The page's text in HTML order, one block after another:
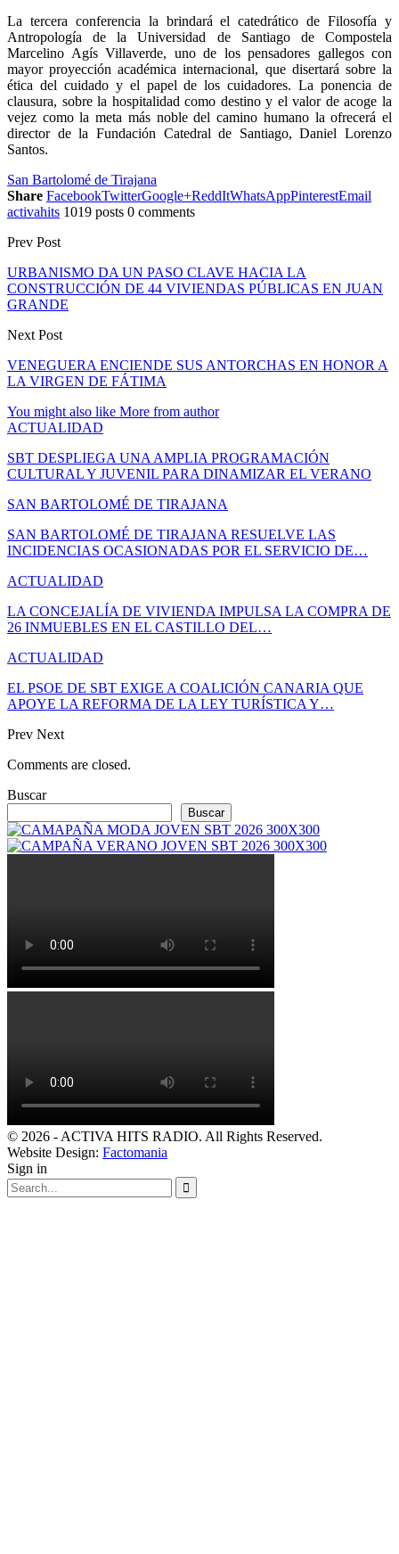
La tercera conferencia la brindará el catedrático de Filosofía y
Antropología de la Universidad de Santiago de Compostela
Marcelino Agís Villaverde, uno de los pensadores gallegos con
mayor proyección académica internacional, que disertará sobre la
ética del cuidado y el papel de los cuidadores. La ponencia de
clausura, sobre la hospitalidad como destino y el valor de acoge la
vejez como la meta más noble del camino humano la ofrecerá el
director de la Fundación Catedral de Santiago, Daniel Lorenzo
Santos.
San Bartolomé de Tirajana
Share FacebookTwitterGoogle+ReddItWhatsAppPinterestEmail
activahits 1019 posts 0 comments
Prev Post
URBANISMO DA UN PASO CLAVE HACIA LA
CONSTRUCCIÓN DE 44 VIVIENDAS PÚBLICAS EN JUAN
GRANDE
Next Post
VENEGUERA ENCIENDE SUS ANTORCHAS EN HONOR A
LA VIRGEN DE FÁTIMA
You might also like More from author
ACTUALIDAD
SBT DESPLIEGA UNA AMPLIA PROGRAMACIÓN
CULTURAL Y JUVENIL PARA DINAMIZAR EL VERANO
SAN BARTOLOMÉ DE TIRAJANA
SAN BARTOLOMÉ DE TIRAJANA RESUELVE LAS
INCIDENCIAS OCASIONADAS POR EL SERVICIO DE…
ACTUALIDAD
LA CONCEJALÍA DE VIVIENDA IMPULSA LA COMPRA DE
26 INMUEBLES EN EL CASTILLO DEL…
ACTUALIDAD
EL PSOE DE SBT EXIGE A COALICIÓN CANARIA QUE
APOYE LA REFORMA DE LA LEY TURÍSTICA Y…
Prev Next
Comments are closed.
Buscar
Buscar
© 2026 - ACTIVA HITS RADIO. All Rights Reserved.
Website Design: Factomania
Sign in